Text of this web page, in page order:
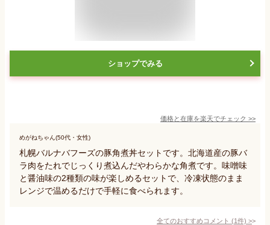
ショップでみる
価格と在庫を楽天でチェック >>
めがねちゃん(50代・女性)
札幌バルナバフーズの豚角煮丼セットです。北海道産の豚バ
ラ肉をたれでじっくり煮込んだやわらかな角煮です。味噌味
と醤油味の2種類の味が楽しめるセットで、冷凍状態のまま
レンジで温めるだけで手軽に食べられます。
全てのおすすめコメント (1件) >